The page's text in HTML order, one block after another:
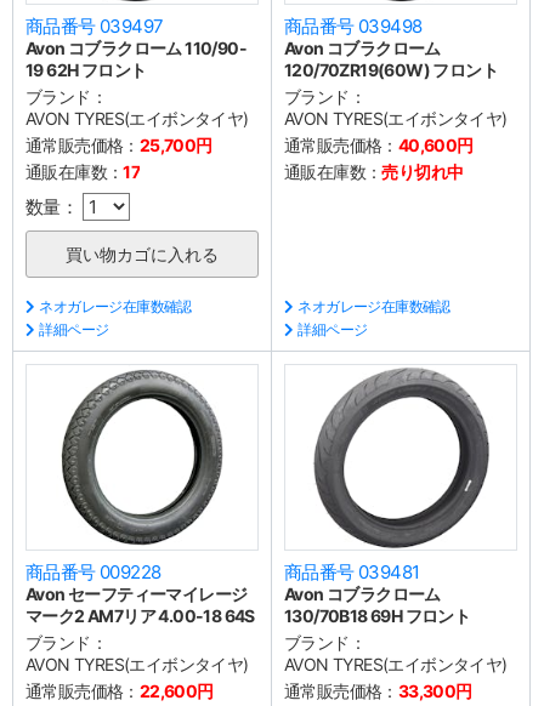
商品番号 039497
Avon コブラクローム 110/90-
19 62H フロント
ブランド：
AVON TYRES(エイボンタイヤ)
通常販売価格： 25,700円
通販在庫数：17
数量：
ネオガレージ在庫数確認
詳細ページ
商品番号 039498
Avon コブラクローム
120/70ZR19(60W) フロント
ブランド：
AVON TYRES(エイボンタイヤ)
通常販売価格： 40,600円
通販在庫数：売り切れ中
ネオガレージ在庫数確認
詳細ページ
商品番号 009228
Avon セーフティーマイレージ
マーク2 AM7リア 4.00-18 64S
ブランド：
AVON TYRES(エイボンタイヤ)
通常販売価格： 22,600円
商品番号 039481
Avon コブラクローム
130/70B18 69H フロント
ブランド：
AVON TYRES(エイボンタイヤ)
通常販売価格： 33,300円